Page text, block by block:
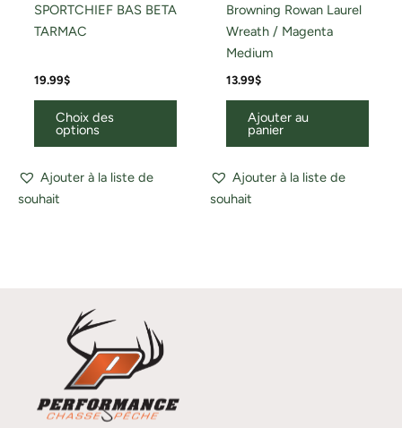
SPORTCHIEF BAS BETA
TARMAC
19.99$
Choix des
options
Ajouter à la liste de
souhait
Browning Rowan Laurel
Wreath / Magenta
Medium
13.99$
Ajouter au
panier
Ajouter à la liste de
souhait